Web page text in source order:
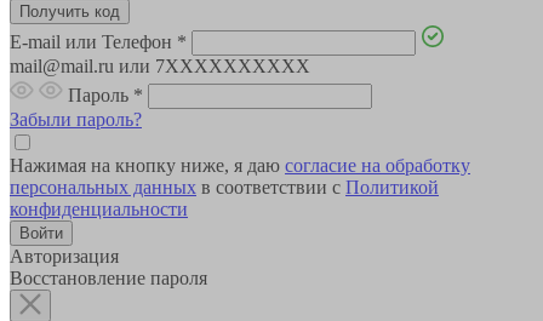
E-mail или Телефон *
mail@mail.ru или 7XXXXXXXXXX
Пароль *
Забыли пароль?
Нажимая на кнопку ниже, я даю согласие на обработку
персональных данных в соответствии с Политикой
конфиденциальности
Авторизация
Восстановление пароля